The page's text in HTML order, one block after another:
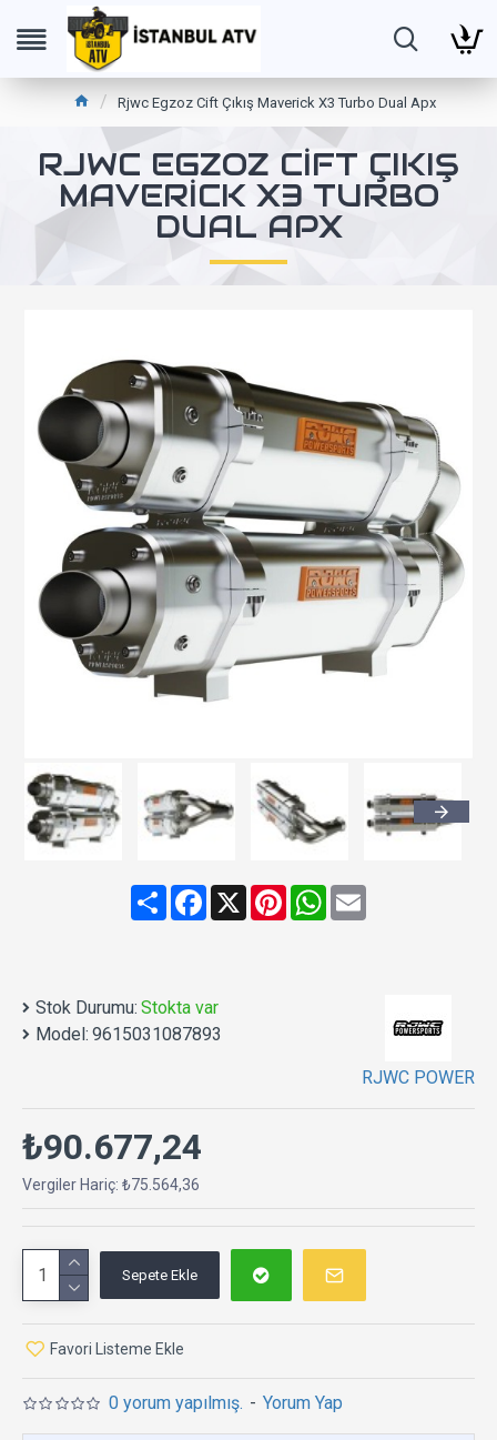
Rjwc Egzoz Cift Çıkış Maverick X3 Turbo Dual Apx
RJWC EGZOZ CIFT ÇIKIŞ
MAVERICK X3 TURBO
DUAL APX
ShareFacebook
X PinterestWhatsApp
Email
Stok Durumu: Stokta var
Model: 9615031087893
RJWC POWER
0 yorum yapılmış. - Yorum Yap
₺90.677,24
Vergiler Hariç: ₺75.564,36
Sepete Ekle
Favori Listeme Ekle